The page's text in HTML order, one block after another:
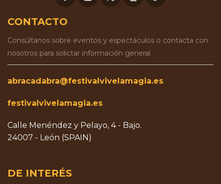
CONTACTO
Consúltanos sobre eventos y espectáculos o contacta con
nosotros para solictar información general
abracadabra@festivalvivelamagia.es
festivalvivelamagia.es
Calle Menéndez y Pelayo, 4 - Bajo.
24007 - León (SPAIN)
DE INTERÉS